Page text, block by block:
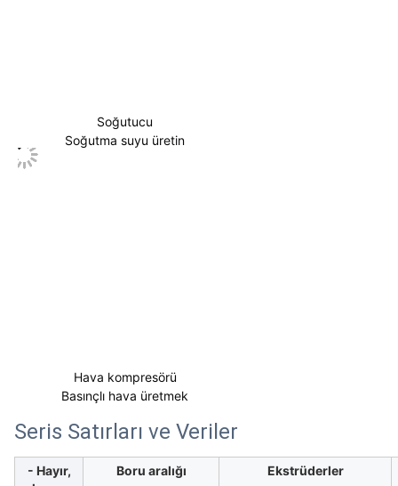
Soğutucu
Soğutma suyu üretin
Hava kompresörü
Basınçlı hava üretmek
Seris Satırları ve Veriler
- Hayır,
Boru aralığı Ekstrüderler